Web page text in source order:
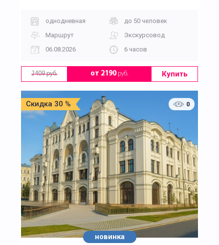
однодневная
до 50 человек
Маршрут
Экскурсовод
06.08.2026
6 часов
2409 руб. от 2190руб. Купить
Скидка 30 % 0
новинка